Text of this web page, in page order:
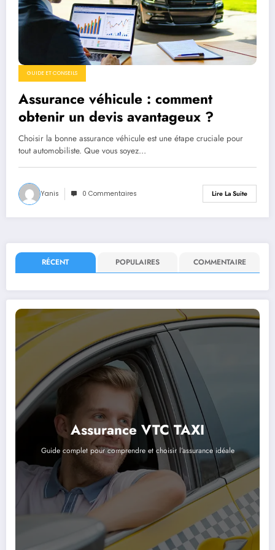
GUIDE ET CONSEILS
Assurance véhicule : comment
obtenir un devis avantageux ?
Choisir la bonne assurance véhicule est une étape cruciale pour
tout automobiliste. Que vous soyez…
Yanis 0 Commentaires Lire La Suite
RÉCENT POPULAIRES COMMENTAIRE
Assurance VTC TAXI
Guide complet pour comprendre et choisir l’assurance idéale